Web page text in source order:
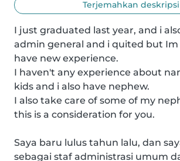
Terjemahkan
I just graduated last year, and i
admin general and i quited but
have new experience.
I haven't any experience about
kids and i also have nephew.
I also take care of some of my
this is a consideration for you.
Saya baru lulus tahun lalu, dan
sebagai staf administrasi umum